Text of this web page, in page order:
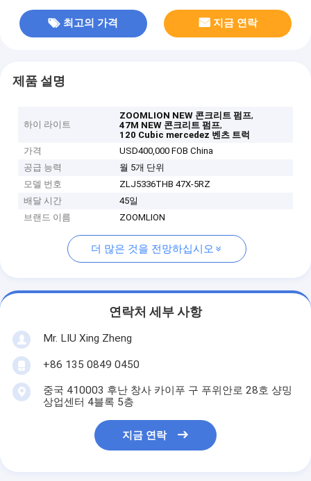
최고의 가격 지금 연락
제품 설명
하이 라이트
ZOOMLION NEW 콘크리트 펌프,
47M NEW 콘크리트 펌프,
120 Cubic mercedez 벤츠 트럭
가격
USD400,000 FOB China
공급 능력
월 5개 단위
모델 번호
ZLJ5336THB 47X-5RZ
배달 시간
45일
브랜드 이름
ZOOMLION
더 많은 것을 전망하십시오
연락처 세부 사항
Mr. LIU Xing Zheng
+86 135 0849 0450
중국 410003 후난 창사 카이푸 구 푸위안로 28호 샹밍
상업센터 4블록 5층
지금 연락